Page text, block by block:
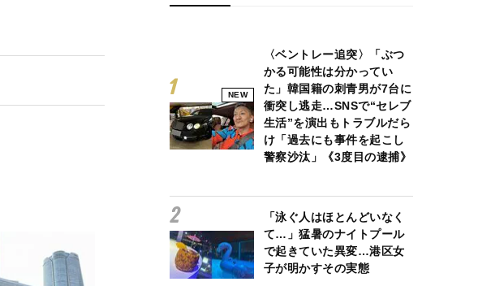
NEW
〈ベントレー追突〉「ぶつ
かる可能性は分かってい
た」韓国籍の刺青男が7台に
衝突し逃走…SNSで“セレブ
生活”を演出もトラブルだら
け「過去にも事件を起こし
警察沙汰」《3度目の逮捕》
「泳ぐ人はほとんどいなく
て…」猛暑のナイトプール
で起きていた異変…港区女
子が明かすその実態